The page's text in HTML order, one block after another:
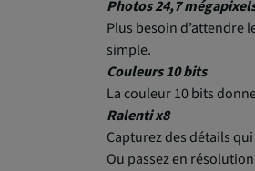
Photos 24,7
Plus besoin d’attendre
simple.
Couleurs 10 bits
La couleur 10 bits
Ralenti x8
Capturez des détails
Ou passez en